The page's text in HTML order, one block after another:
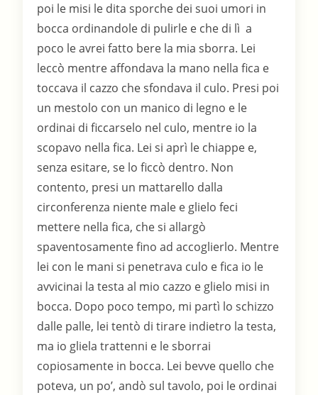
poi le misi le dita sporche dei suoi umori in
bocca ordinandole di pulirle e che di lì a
poco le avrei fatto bere la mia sborra. Lei
leccò mentre affondava la mano nella fica e
toccava il cazzo che sfondava il culo. Presi poi
un mestolo con un manico di legno e le
ordinai di ficcarselo nel culo, mentre io la
scopavo nella fica. Lei si aprì le chiappe e,
senza esitare, se lo ficcò dentro. Non
contento, presi un mattarello dalla
circonferenza niente male e glielo feci
mettere nella fica, che si allargò
spaventosamente fino ad accoglierlo. Mentre
lei con le mani si penetrava culo e fica io le
avvicinai la testa al mio cazzo e glielo misi in
bocca. Dopo poco tempo, mi partì lo schizzo
dalle palle, lei tentò di tirare indietro la testa,
ma io gliela trattenni e le sborrai
copiosamente in bocca. Lei bevve quello che
poteva, un po’, andò sul tavolo, poi le ordinai